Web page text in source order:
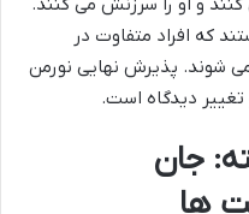
که افراد متفاوت در
شوند. پذیرش نهایی نورمن
دیدگاه است.
جان
ها